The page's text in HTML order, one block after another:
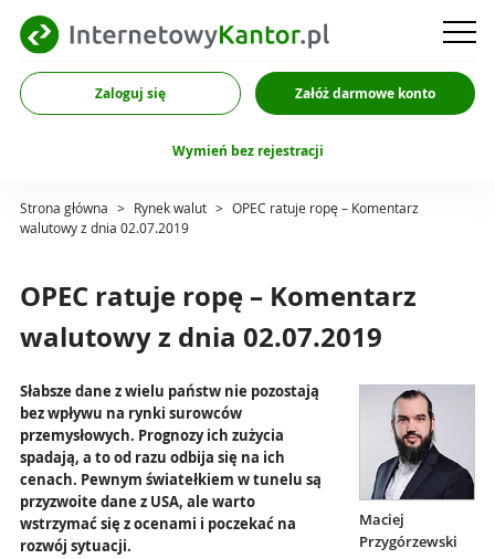
Zaloguj się Załóż darmowe konto
Wymień bez rejestracji
Strona główna > Rynek walut > OPEC ratuje ropę – Komentarz
walutowy z dnia 02.07.2019
OPEC ratuje ropę – Komentarz
walutowy z dnia 02.07.2019
Maciej
Przygórzewski
Słabsze dane z wielu państw nie pozostają
bez wpływu na rynki surowców
przemysłowych. Prognozy ich zużycia
spadają, a to od razu odbija się na ich
cenach. Pewnym światełkiem w tunelu są
przyzwoite dane z USA, ale warto
wstrzymać się z ocenami i poczekać na
rozwój sytuacji.